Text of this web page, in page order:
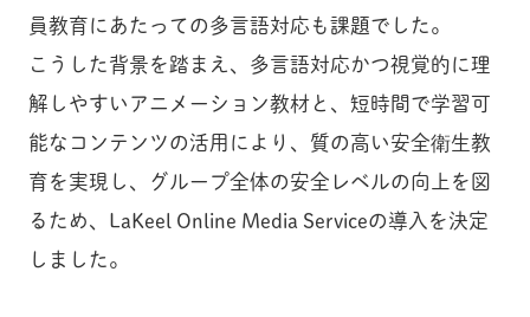
員教育にあたっての多言語対応も課題でした。
こうした背景を踏まえ、多言語対応かつ視覚的に理
解しやすいアニメーション教材と、短時間で学習可
能なコンテンツの活用により、質の高い安全衛生教
育を実現し、グループ全体の安全レベルの向上を図
るため、LaKeel Online Media Serviceの導入を決定
しました。